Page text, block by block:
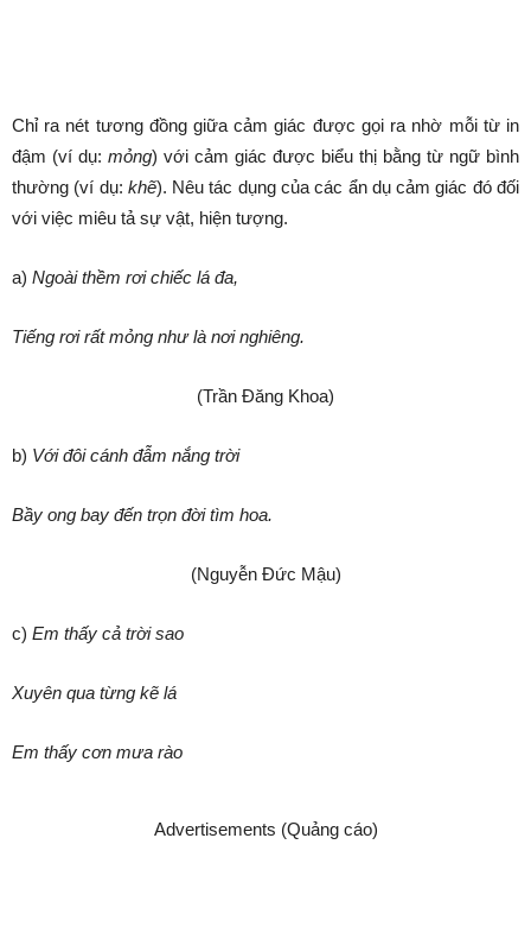
Chỉ ra nét tương đồng giữa cảm giác được gọi ra nhờ mỗi từ in
đậm (ví dụ: mỏng) với cảm giác được biểu thị bằng từ ngữ bình
thường (ví dụ: khẽ). Nêu tác dụng của các ẩn dụ cảm giác đó đối
với việc miêu tả sự vật, hiện tượng.
a) Ngoài thềm rơi chiếc lá đa,
Tiếng rơi rất mỏng như là nơi nghiêng.
(Trần Đăng Khoa)
b) Với đôi cánh đẫm nắng trời
Bầy ong bay đến trọn đời tìm hoa.
(Nguyễn Đức Mậu)
c) Em thấy cả trời sao
Xuyên qua từng kẽ lá
Em thấy cơn mưa rào
Advertisements (Quảng cáo)